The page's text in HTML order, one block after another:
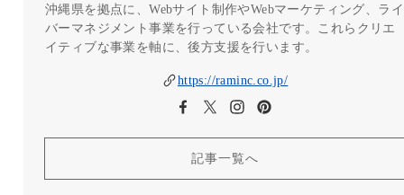
沖縄県を拠点に、Webサイト制作やWebマーケティング、ライ
バーマネジメント事業を行っている会社です。これらクリエ
イティブな事業を軸に、後方支援を行います。
https://raminc.co.jp/
記事一覧へ